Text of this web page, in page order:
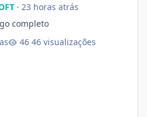
· 23 horas atrás
completo
46 visualizações